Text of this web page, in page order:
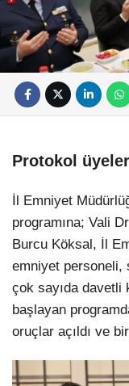
Protokol
İl Emniyet
programına; Vali
Burcu Köksal, İl
emniyet
çok sayıda davetli
başlayan
oruçlar açıldı ve